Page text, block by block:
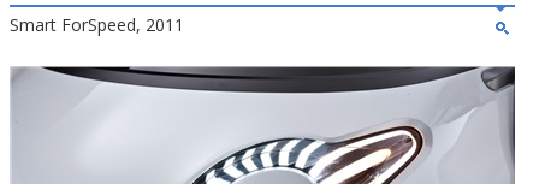
Smart ForSpeed, 2011